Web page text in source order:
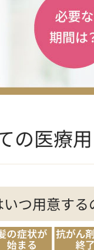
の医療
つ用意する